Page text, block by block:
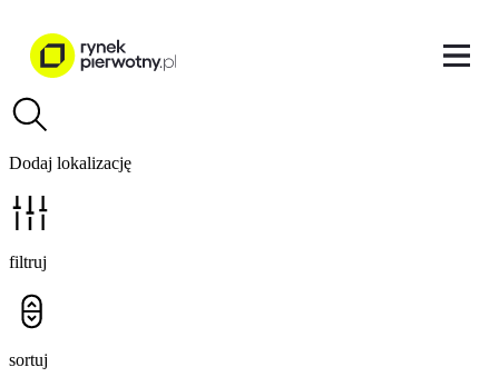
Dodaj lokalizację
filtruj
sortuj